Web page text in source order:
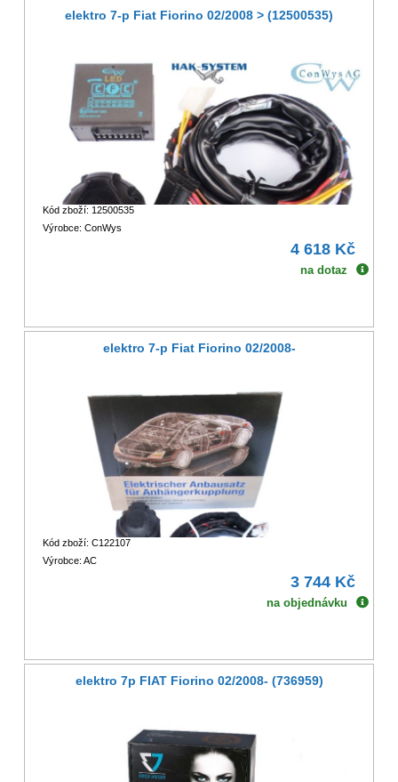
elektro 7-p Fiat Fiorino 02/2008 > (12500535)
Kód zboží: 12500535
Výrobce: ConWys
4 618 Kč
na dotaz
elektro 7-p Fiat Fiorino 02/2008-
Kód zboží: C122107
Výrobce: AC
3 744 Kč
na objednávku
elektro 7p FIAT Fiorino 02/2008- (736959)